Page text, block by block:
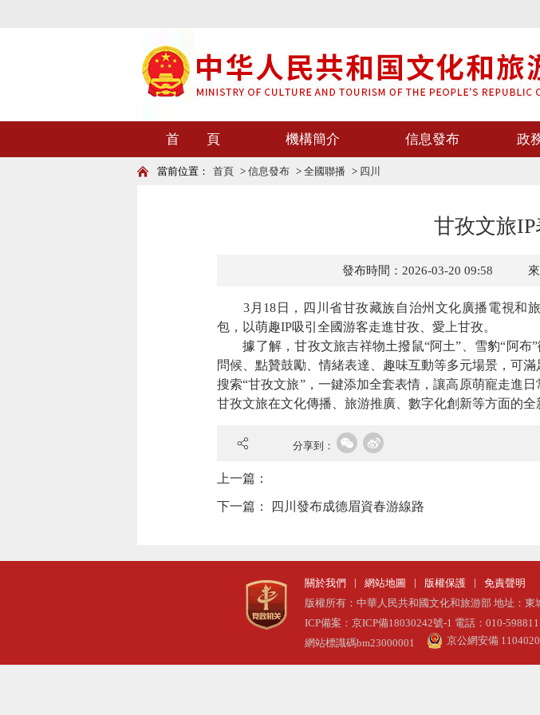
首 頁 機構簡介 信息發布 政
當前位置： 首頁 > 信息發布 > 全國聯播 > 四川
甘孜文旅
發布時間：2026-03-20 09:58
3月18日，四川省甘孜藏族自治州文化廣播電視和旅
包，以萌趣IP吸引全國游客走進甘孜、愛上甘孜。
據了解，甘孜文旅吉祥物土撥鼠“阿土”、雪豹“阿布”
問候、點贊鼓勵、情緒表達、趣味互動等多元場景，可
搜索“甘孜文旅”，一鍵添加全套表情，讓高原萌寵走進
甘孜文旅在文化傳播、旅游推廣、數字化創新等方面的全
分享到：
上一篇：
下一篇： 四川發布成德眉資春游線路